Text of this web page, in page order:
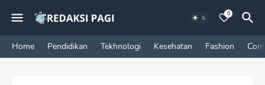
0
Home Pendidikan Tekhnologi Kesehatan Fashion